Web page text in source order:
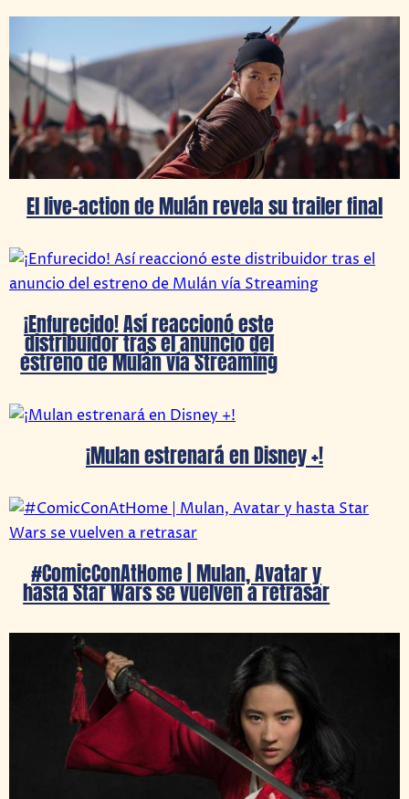
El live-action de Mulán revela su trailer final
¡Enfurecido! Así reaccionó este
distribuidor tras el anuncio del
estreno de Mulán vía Streaming
¡Mulan estrenará en Disney +!
#ComicConAtHome | Mulan, Avatar y
hasta Star Wars se vuelven a retrasar